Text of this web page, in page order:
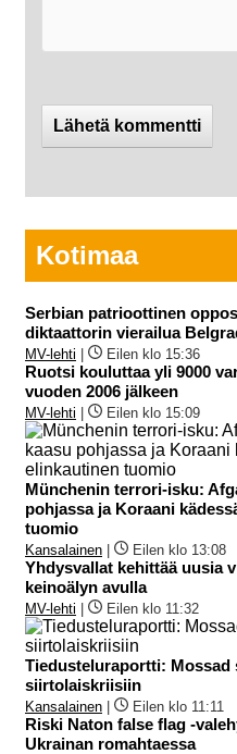
Kotimaa
Serbian patrioottinen
diktaattorin vierailua
MV-lehti Eilen klo 15:36
Ruotsi kouluttaa yli 9000
vuoden 2006 jälkeen
MV-lehti Eilen klo 15:09
Münchenin terrori-isku:
pohjassa ja Koraani
tuomio
Kansalainen Eilen klo 13:08
Yhdysvallat kehittää uusia
keinoälyn avulla
MV-lehti Eilen klo 11:32
Tiedusteluraportti: Mossad
siirtolaiskriisiin
Kansalainen Eilen klo 11:11
Riski Naton false flag -
Ukrainan romahtaessa